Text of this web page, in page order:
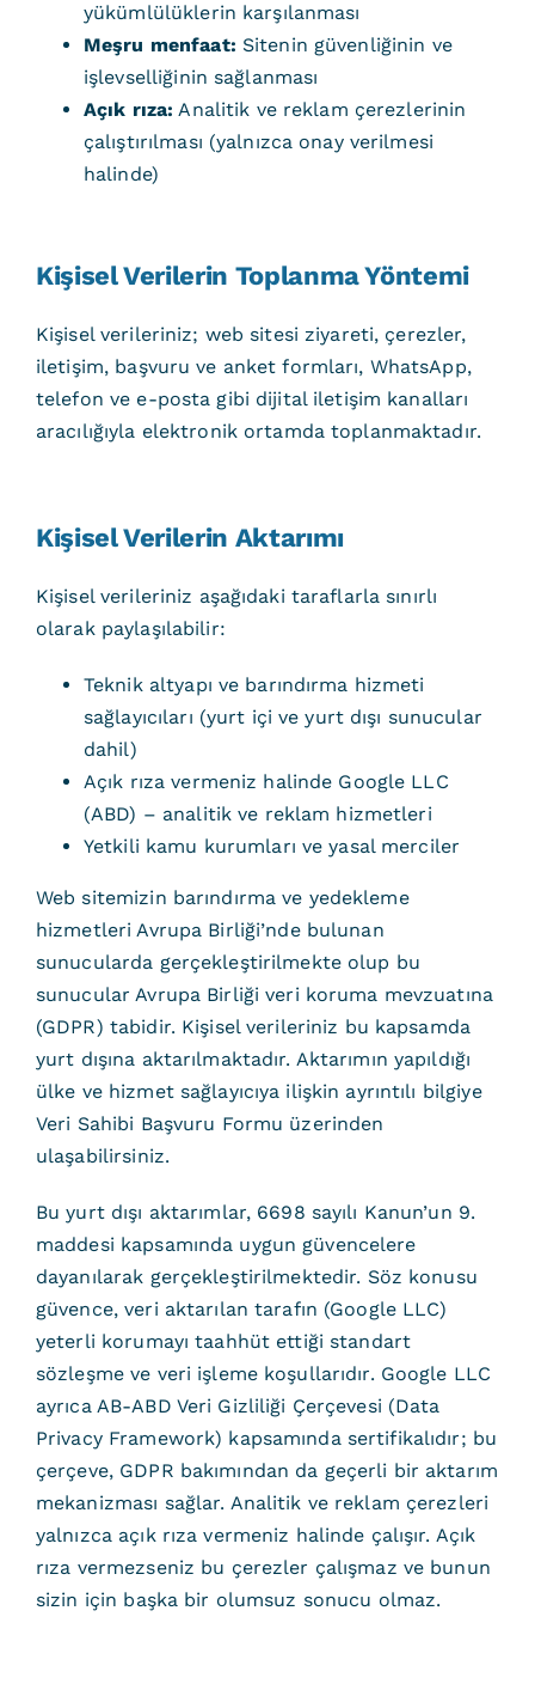
yükümlülüklerin karşılanması
Meşru menfaat: Sitenin güvenliğinin ve
işlevselliğinin sağlanması
Açık rıza: Analitik ve reklam çerezlerinin
çalıştırılması (yalnızca onay verilmesi
halinde)
Kişisel Verilerin Toplanma Yöntemi
Kişisel verileriniz; web sitesi ziyareti, çerezler,
iletişim, başvuru ve anket formları, WhatsApp,
telefon ve e-posta gibi dijital iletişim kanalları
aracılığıyla elektronik ortamda toplanmaktadır.
Kişisel Verilerin Aktarımı
Kişisel verileriniz aşağıdaki taraflarla sınırlı
olarak paylaşılabilir:
Teknik altyapı ve barındırma hizmeti
sağlayıcıları (yurt içi ve yurt dışı sunucular
dahil)
Açık rıza vermeniz halinde Google LLC
(ABD) – analitik ve reklam hizmetleri
Yetkili kamu kurumları ve yasal merciler
Web sitemizin barındırma ve yedekleme
hizmetleri Avrupa Birliği’nde bulunan
sunucularda gerçekleştirilmekte olup bu
sunucular Avrupa Birliği veri koruma mevzuatına
(GDPR) tabidir. Kişisel verileriniz bu kapsamda
yurt dışına aktarılmaktadır. Aktarımın yapıldığı
ülke ve hizmet sağlayıcıya ilişkin ayrıntılı bilgiye
Veri Sahibi Başvuru Formu üzerinden
ulaşabilirsiniz.
Bu yurt dışı aktarımlar, 6698 sayılı Kanun’un 9.
maddesi kapsamında uygun güvencelere
dayanılarak gerçekleştirilmektedir. Söz konusu
güvence, veri aktarılan tarafın (Google LLC)
yeterli korumayı taahhüt ettiği standart
sözleşme ve veri işleme koşullarıdır. Google LLC
ayrıca AB-ABD Veri Gizliliği Çerçevesi (Data
Privacy Framework) kapsamında sertifikalıdır; bu
çerçeve, GDPR bakımından da geçerli bir aktarım
mekanizması sağlar. Analitik ve reklam çerezleri
yalnızca açık rıza vermeniz halinde çalışır. Açık
rıza vermezseniz bu çerezler çalışmaz ve bunun
sizin için başka bir olumsuz sonucu olmaz.